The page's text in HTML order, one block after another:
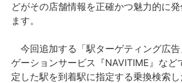
どがその店舗情報を正確かつ魅力的に
ます。
今回追加する「駅ターゲティング広
ゲーションサービス『NAVITIME』など
定した駅を到着駅に指定する乗換検索